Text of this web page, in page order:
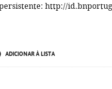
http://
ADICIONAR À LISTA